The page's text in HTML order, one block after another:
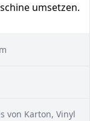
umsetzen.
von Karton, Vinyl